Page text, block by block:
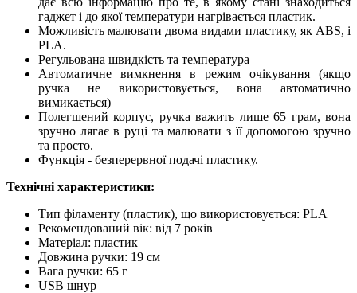
гаджет і до якої температури нагрівається пластик.
Можливість малювати двома видами пластику, як ABS, і
PLA.
Регульована швидкість та температура
Автоматичне вимкнення в режим очікування (якщо
ручка не використовується, вона автоматично
вимикається)
Полегшений корпус, ручка важить лише 65 грам, вона
зручно лягає в руці та малювати з її допомогою зручно
та просто.
Функція - безперервної подачі пластику.
Технічні характеристики:
Тип філаменту (пластик), що використовується: PLA
Рекомендований вік: від 7 років
Матеріал: пластик
Довжина ручки: 19 см
Вага ручки: 65 г
USB шнур